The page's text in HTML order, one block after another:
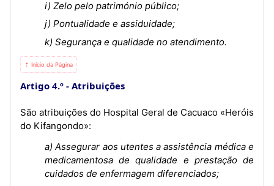
i) Zelo pelo património público;
j) Pontualidade e assiduidade;
k) Segurança e qualidade no atendimento.
⇡ Início da Página
Artigo 4.º Atribuições
São atribuições do Hospital Geral de Cacuaco «Heróis
do Kifangondo»:
a) Assegurar aos utentes a assistência médica e
medicamentosa de qualidade e prestação de
cuidados de enfermagem diferenciados;